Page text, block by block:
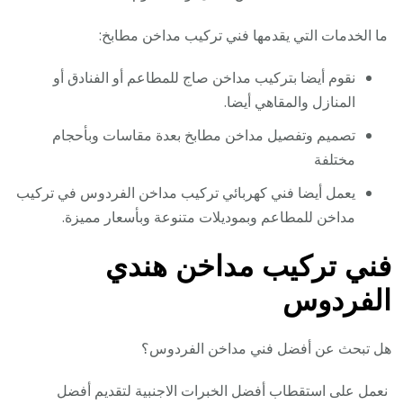
ما الخدمات التي يقدمها فني تركيب مداخن مطابخ:
نقوم أيضا بتركيب مداخن صاج للمطاعم أو الفنادق أو
المنازل والمقاهي أيضا.
تصميم وتفصيل مداخن مطابخ بعدة مقاسات وبأحجام
مختلفة
يعمل أيضا فني كهربائي تركيب مداخن الفردوس في تركيب
مداخن للمطاعم وبموديلات متنوعة وبأسعار مميزة.
فني تركيب مداخن هندي
الفردوس
هل تبحث عن أفضل فني مداخن الفردوس؟
نعمل على استقطاب أفضل الخبرات الاجنبية لتقديم أفضل